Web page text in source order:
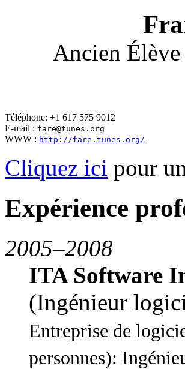
Ancien Élève
Téléphone: +1 617 575 9012
E-mail : fare@tunes.org
WWW : http://fare.tunes.org/
Cliquez ici pour
Expérience
2005–2008
ITA Software
(Ingénieur
Entreprise de
personnes):